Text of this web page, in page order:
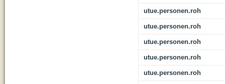
utue.personen.roh
utue.personen.roh
utue.personen.roh
utue.personen.roh
utue.personen.roh